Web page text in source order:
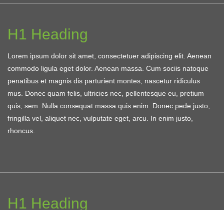
H1 Heading
Lorem ipsum dolor sit amet, consectetuer adipiscing elit. Aenean
commodo ligula eget dolor. Aenean massa. Cum sociis natoque
penatibus et magnis dis parturient montes, nascetur ridiculus
mus. Donec quam felis, ultricies nec, pellentesque eu, pretium
quis, sem. Nulla consequat massa quis enim. Donec pede justo,
fringilla vel, aliquet nec, vulputate eget, arcu. In enim justo,
rhoncus.
H1 Heading